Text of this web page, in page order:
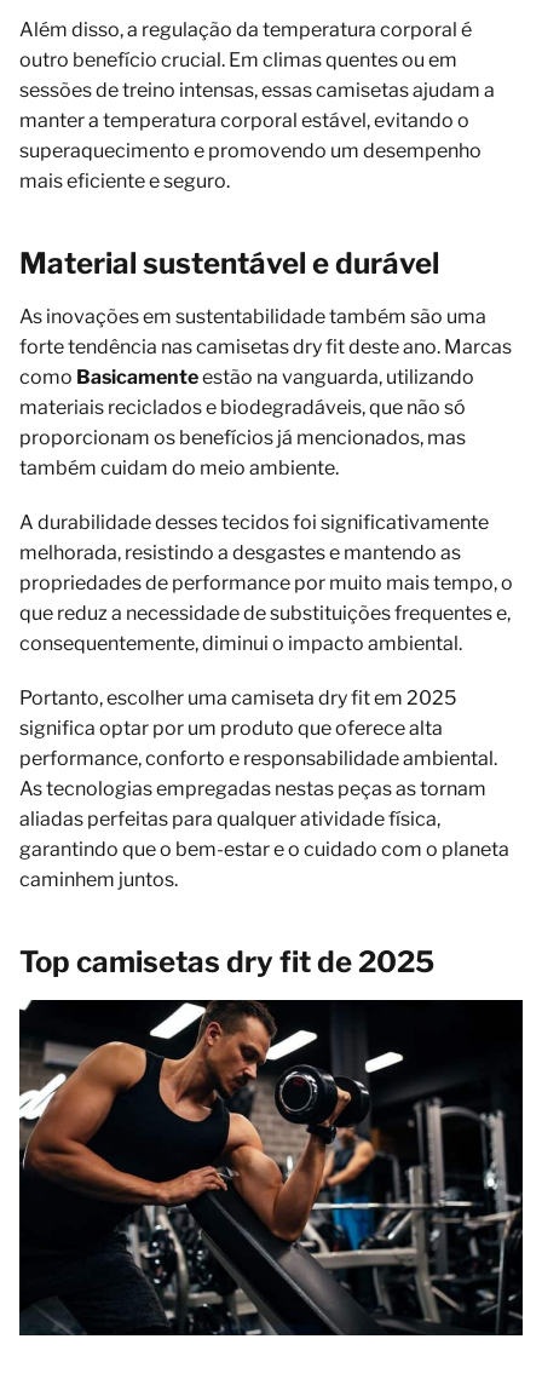
Além disso, a regulação da temperatura corporal é
outro benefício crucial. Em climas quentes ou em
sessões de treino intensas, essas camisetas ajudam a
manter a temperatura corporal estável, evitando o
superaquecimento e promovendo um desempenho
mais eficiente e seguro.
Material sustentável e durável
As inovações em sustentabilidade também são uma
forte tendência nas camisetas dry fit deste ano. Marcas
como Basicamenteestão na vanguarda, utilizando
materiais reciclados e biodegradáveis, que não só
proporcionam os benefícios já mencionados, mas
também cuidam do meio ambiente.
A durabilidade desses tecidos foi significativamente
melhorada, resistindo a desgastes e mantendo as
propriedades de performance por muito mais tempo, o
que reduz a necessidade de substituições frequentes e,
consequentemente, diminui o impacto ambiental.
Portanto, escolher uma camiseta dry fit em 2025
significa optar por um produto que oferece alta
performance, conforto e responsabilidade ambiental.
As tecnologias empregadas nestas peças as tornam
aliadas perfeitas para qualquer atividade física,
garantindo que o bem-estar e o cuidado com o planeta
caminhem juntos.
Top camisetas dry fit de 2025